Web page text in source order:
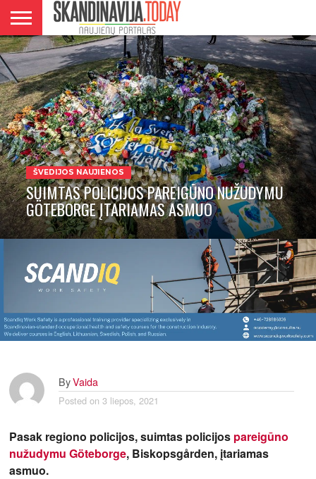
DANIJA
NORVEGIJA
ŠVEDIJA
LIETUVA
VERSLAS
ŠVEDIJOS NAUJIENOS
SUIMTAS POLICIJOS PAREIGŪNO NUŽUDYMU
GÖTEBORGE ĮTARIAMAS ASMUO
ByVaida
Posted on 3 liepos, 2021
Pasak regiono policijos, suimtas policijos pareigūno
nužudymu Göteborge, Biskopsgården, įtariamas
asmuo.